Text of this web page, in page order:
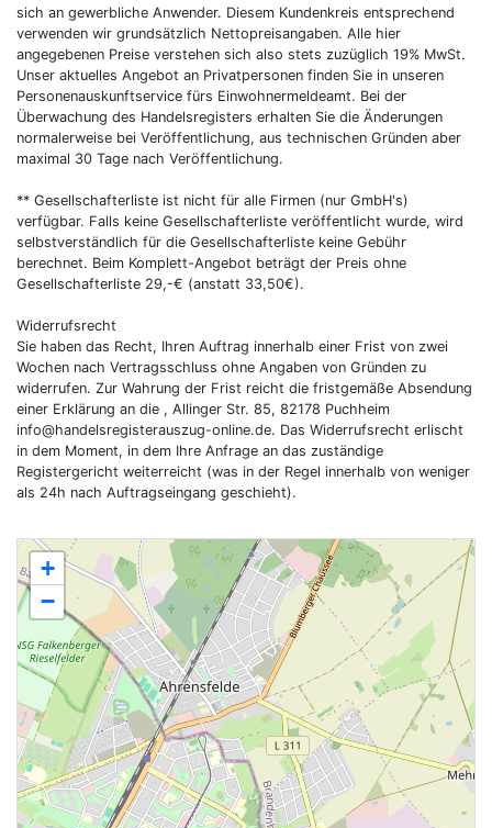
+
−
sich an gewerbliche Anwender. Diesem Kundenkreis entsprechend
verwenden wir grundsätzlich Nettopreisangaben. Alle hier
angegebenen Preise verstehen sich also stets zuzüglich 19% MwSt.
Unser aktuelles Angebot an Privatpersonen finden Sie in unseren
Personenauskunftservice fürs Einwohnermeldeamt. Bei der
Überwachung des Handelsregisters erhalten Sie die Änderungen
normalerweise bei Veröffentlichung, aus technischen Gründen aber
maximal 30 Tage nach Veröffentlichung.
** Gesellschafterliste ist nicht für alle Firmen (nur GmbH's)
verfügbar. Falls keine Gesellschafterliste veröffentlicht wurde, wird
selbstverständlich für die Gesellschafterliste keine Gebühr
berechnet. Beim Komplett-Angebot beträgt der Preis ohne
Gesellschafterliste 29,-€ (anstatt 33,50€).
Widerrufsrecht
Sie haben das Recht, Ihren Auftrag innerhalb einer Frist von zwei
Wochen nach Vertragsschluss ohne Angaben von Gründen zu
widerrufen. Zur Wahrung der Frist reicht die fristgemäße Absendung
einer Erklärung an die , Allinger Str. 85, 82178 Puchheim
info@handelsregisterauszug-online.de. Das Widerrufsrecht erlischt
in dem Moment, in dem Ihre Anfrage an das zuständige
Registergericht weiterreicht (was in der Regel innerhalb von weniger
als 24h nach Auftragseingang geschieht).